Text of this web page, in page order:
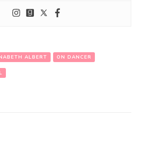
ALBERT ON DANCER